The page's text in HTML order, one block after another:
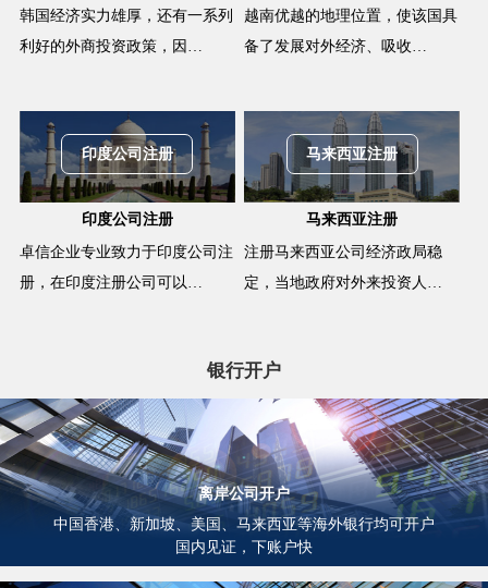
韩国经济实力雄厚，还有一系列
利好的外商投资政策，因…
越南优越的地理位置，使该国具
备了发展对外经济、吸收…
印度公司注册
印度公司注册
卓信企业专业致力于印度公司注
册，在印度注册公司可以…
马来西亚注册
马来西亚注册
注册马来西亚公司经济政局稳
定，当地政府对外来投资人…
银行开户
离岸公司开户
中国香港、新加坡、美国、马来西亚等海外银行均可开户
国内见证，下账户快